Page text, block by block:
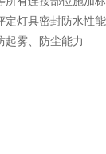
灯具密封防水性
起雾、防尘能力